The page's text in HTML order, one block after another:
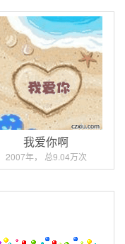
我爱你啊
2007年， 总9.04万次